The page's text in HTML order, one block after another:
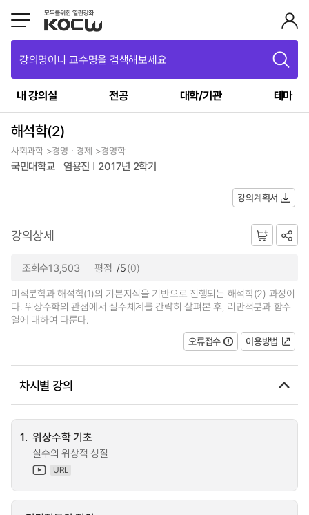
강의명이나 교수명을 검색해보세요
내 강의실 전공 대학/기관 테마
해석학(2)
사회과학 >경영ㆍ경제 >경영학
국민대학교 염용진 2017년 2학기
강의계획서
강의상세
조회수13,503 평점 /5(0)
미적분학과 해석학(1)의 기본지식을 기반으로 진행되는 해석학(2) 과정이
다. 위상수학의 관점에서 실수체계를 간략히 살펴본 후, 리만적분과 함수
열에 대하여 다룬다.
오류접수
이용방법
차시별 강의
1. 위상수학 기초
실수의 위상적 성질
URL